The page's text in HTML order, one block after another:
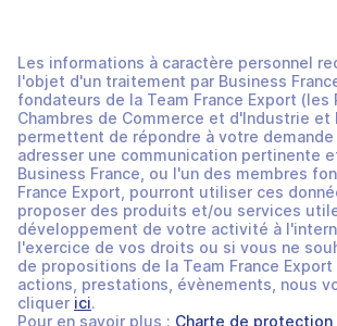
Les informations à caractère personnel
l'objet d'un traitement par Business
fondateurs de la Team France Export (les
Chambres de Commerce et d'Industrie et
permettent de répondre à votre
adresser une communication pertinente
Business France, ou l'un des membres
France Export, pourront utiliser ces
proposer des produits et/ou services
développement de votre activité à
l'exercice de vos droits ou si vous ne
de propositions de la Team France
actions, prestations, évènements, nous
cliquer ici.
Pour en savoir plus : Charte de protection